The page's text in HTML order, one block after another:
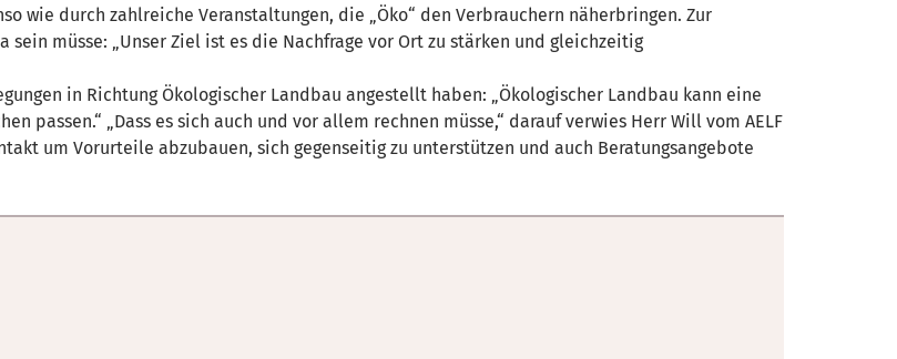
wie durch zahlreiche Veranstaltungen, die „Öko“ den Verbrauchern näherbringen. Zur
sein müsse: „Unser Ziel ist es die Nachfrage vor Ort zu stärken und gleichzeitig
in Richtung Ökologischer Landbau angestellt haben: „Ökologischer Landbau kann eine
passen.“ „Dass es sich auch und vor allem rechnen müsse,“ darauf verwies Herr Will vom AELF
um Vorurteile abzubauen, sich gegenseitig zu unterstützen und auch Beratungsangebote